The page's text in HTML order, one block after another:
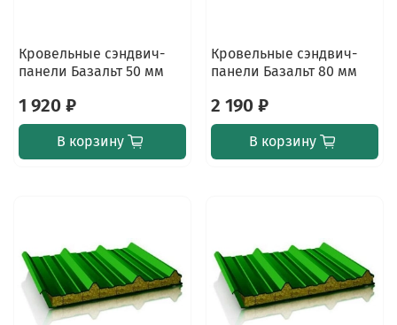
Кровельные сэндвич-
панели Базальт 50 мм
1 920 ₽
В корзину
Кровельные сэндвич-
панели Базальт 80 мм
2 190 ₽
В корзину